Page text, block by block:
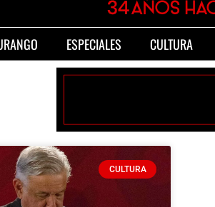
ESPECIALES CULTURA
CULTURA